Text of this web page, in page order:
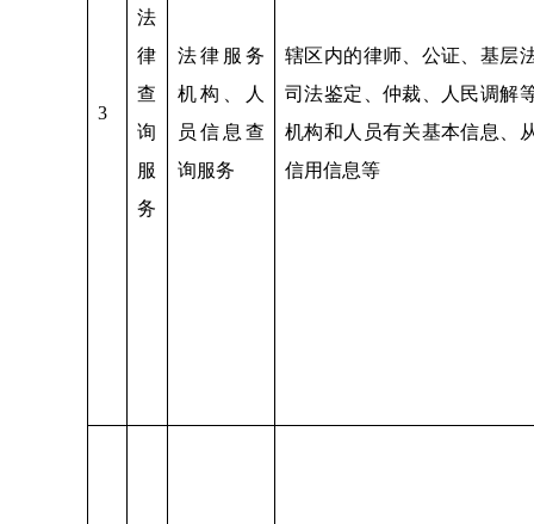
3
法
律
查
询
服
务
法律服务
机构、人
员信息查
询服务
辖区内的律师、公证、基层
司法鉴定、仲裁、人民调解
机构和人员有关基本信息、
信用信息等